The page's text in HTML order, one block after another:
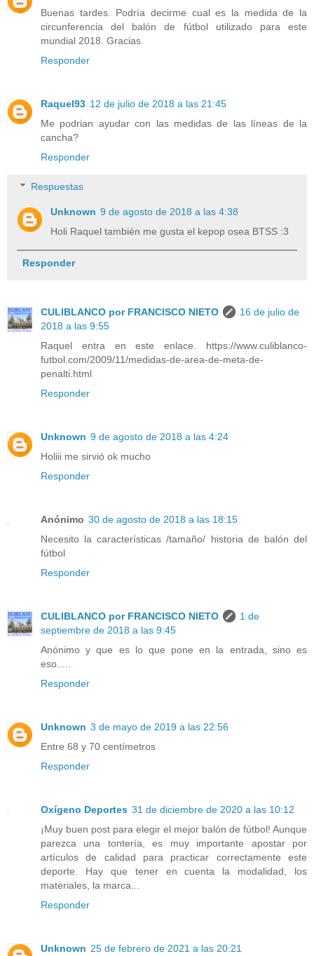
Buenas tardes. Podría decirme cual es la medida de la
circunferencia del balón de fútbol utilizado para este
mundial 2018. Gracias
Responder
Raquel93 12 de julio de 2018 a las 21:45
Me podrian ayudar con las medidas de las líneas de la
cancha?
Responder
Respuestas
Unknown 9 de agosto de 2018 a las 4:38
Holi Raquel también me gusta el kepop osea BTSS :3
Responder
CULIBLANCO por FRANCISCO NIETO
16 de julio de
2018 a las 9:55
Raquel entra en este enlace. https://www.culiblanco-
futbol.com/2009/11/medidas-de-area-de-meta-de-
penalti.html
Responder
Unknown 9 de agosto de 2018 a las 4:24
Holiii me sirvió ok mucho
Responder
Anónimo 30 de agosto de 2018 a las 18:15
Necesito la características /tamaño/ historia de balón del
fútbol
Responder
CULIBLANCO por FRANCISCO NIETO
1 de
septiembre de 2018 a las 9:45
Anónimo y que es lo que pone en la entrada, sino es
eso.....
Responder
Unknown 3 de mayo de 2019 a las 22:56
Entre 68 y 70 centímetros
Responder
Oxígeno Deportes 31 de diciembre de 2020 a las 10:12
¡Muy buen post para elegir el mejor balón de fútbol! Aunque
parezca una tontería, es muy importante apostar por
artículos de calidad para practicar correctamente este
deporte. Hay que tener en cuenta la modalidad, los
materiales, la marca...
Responder
Unknown 25 de febrero de 2021 a las 20:21